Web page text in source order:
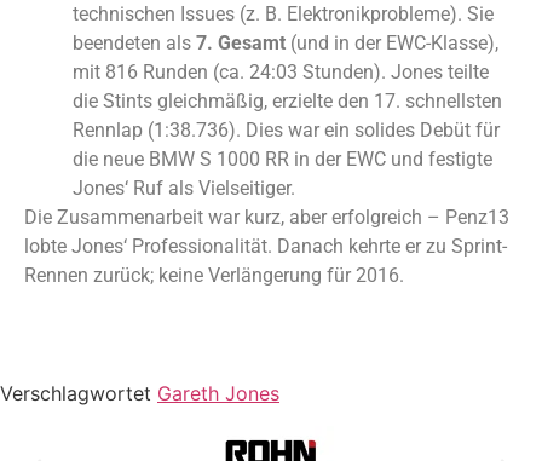
technischen Issues (z. B. Elektronikprobleme). Sie
beendeten als 7. Gesamt (und in der EWC-Klasse),
mit 816 Runden (ca. 24:03 Stunden). Jones teilte
die Stints gleichmäßig, erzielte den 17. schnellsten
Rennlap (1:38.736). Dies war ein solides Debüt für
die neue BMW S 1000 RR in der EWC und festigte
Jones‘ Ruf als Vielseitiger.
Die Zusammenarbeit war kurz, aber erfolgreich – Penz13
lobte Jones‘ Professionalität. Danach kehrte er zu Sprint-
Rennen zurück; keine Verlängerung für 2016.
Verschlagwortet Gareth Jones